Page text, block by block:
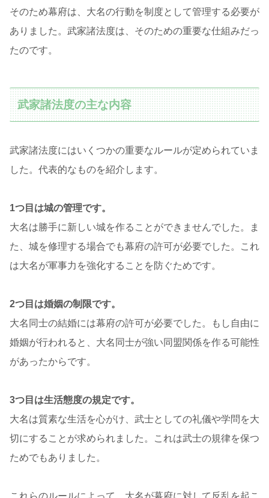
そのため幕府は、大名の行動を制度として管理する必要が
ありました。武家諸法度は、そのための重要な仕組みだっ
たのです。
武家諸法度の主な内容
武家諸法度にはいくつかの重要なルールが定められていま
した。代表的なものを紹介します。
1つ目は城の管理です。
大名は勝手に新しい城を作ることができませんでした。ま
た、城を修理する場合でも幕府の許可が必要でした。これ
は大名が軍事力を強化することを防ぐためです。
2つ目は婚姻の制限です。
大名同士の結婚には幕府の許可が必要でした。もし自由に
婚姻が行われると、大名同士が強い同盟関係を作る可能性
があったからです。
3つ目は生活態度の規定です。
大名は質素な生活を心がけ、武士としての礼儀や学問を大
切にすることが求められました。これは武士の規律を保つ
ためでもありました。